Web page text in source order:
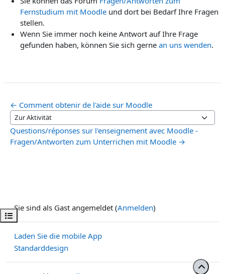
Kursindex öffnen
Fernstudium mit Moodle und dort bei Bedarf Ihre Fragen
stellen.
Wenn Sie immer noch keine Antwort auf Ihre Frage
gefunden haben, können Sie sich gerne an uns wenden.
← Comment obtenir de l'aide sur Moodle
Zur Aktivität
Questions/réponses sur l'enseignement avec Moodle -
Fragen/Antworten zum Unterrichen mit Moodle →
Sie sind als Gast angemeldet (Anmelden)
Laden Sie die mobile App
Standarddesign